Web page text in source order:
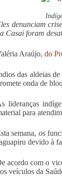
denunciam
Casai foram
Araújo, do
das aldeias
onda de
lideranças
para
semana, os
devido à
acordo com o
veículos da